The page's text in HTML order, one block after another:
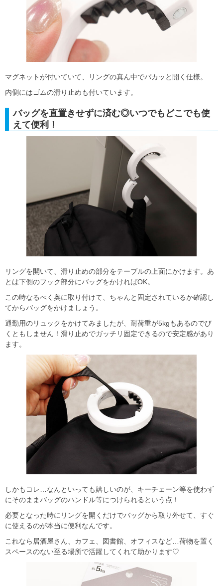
マグネットが付いていて、リングの真ん中でパカッと開く仕様。
内側にはゴムの滑り止めも付いています。
バッグを直置きせずに済む◎いつでもどこでも使
えて便利！
リングを開いて、滑り止めの部分をテーブルの上面にかけます。あ
とは下側のフック部分にバッグをかければOK。
この時なるべく奥に取り付けて、ちゃんと固定されているか確認し
てからバッグをかけましょう。
通勤用のリュックをかけてみましたが、耐荷重が5kgもあるのでび
くともしません！滑り止めでガッチリ固定できるので安定感があり
ます。
しかもコレ…なんといっても嬉しいのが、キーチェーン等を使わず
にそのままバッグのハンドル等につけられるという点！
必要となった時にリングを開くだけでバッグから取り外せて、すぐ
に使えるのが本当に便利なんです。
これなら居酒屋さん、カフェ、図書館、オフィスなど…荷物を置く
スペースのない至る場所で活躍してくれて助かります♡